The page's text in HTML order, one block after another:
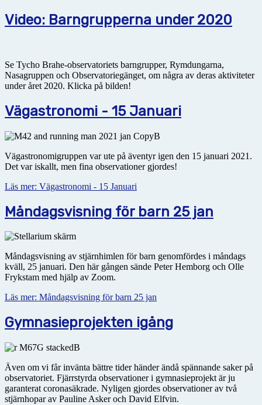
Video: Barngrupperna under 2020
Se Tycho Brahe-observatoriets barngrupper, Rymdungarna,
Nasagruppen och Observatoriegänget, om några av deras aktiviteter
under året 2020. Klicka på bilden!
Vägastronomi - 15 Januari
Vägastronomigruppen var ute på äventyr igen den 15 januari 2021.
Det var iskallt, men fina observationer gjordes!
Läs mer: Vägastronomi - 15 Januari
Måndagsvisning för barn 25 jan
Måndagsvisning av stjärnhimlen för barn genomfördes i måndags
kväll, 25 januari. Den här gången sände Peter Hemborg och Olle
Frykstam med hjälp av Zoom.
Läs mer: Måndagsvisning för barn 25 jan
Gymnasieprojekten igång
Även om vi får invänta bättre tider händer ändå spännande saker på
observatoriet. Fjärrstyrda observationer i gymnasieprojekt är ju
garanterat coronasäkrade. Nyligen gjordes observationer av två
stjärnhopar av Pauline Asker och David Elfvin.